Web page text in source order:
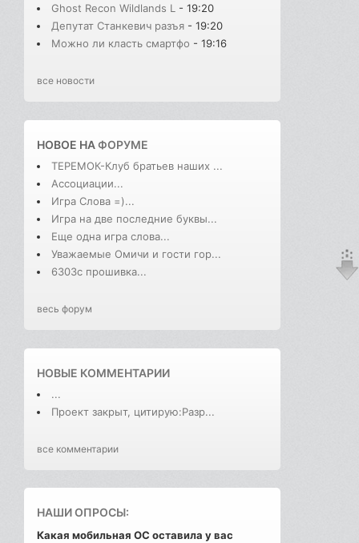
Ghost Recon Wildlands L - 19:20
Депутат Станкевич разъя - 19:20
Можно ли класть смартфо - 19:16
все новости
НОВОЕ НАФОРУМЕ
ТЕРЕМОК-Клуб братьев наших ...
Ассоциации...
Игра Слова =)...
Игра на две последние буквы...
Еще одна игра слова...
Уважаемые Омичи и гости гор...
6303с прошивка...
весь форум
НОВЫЕ КОММЕНТАРИИ
...
Проект закрыт, цитирую:Разр...
все комментарии
НАШИ ОПРОСЫ:
Какая мобильная ОС оставила у вас